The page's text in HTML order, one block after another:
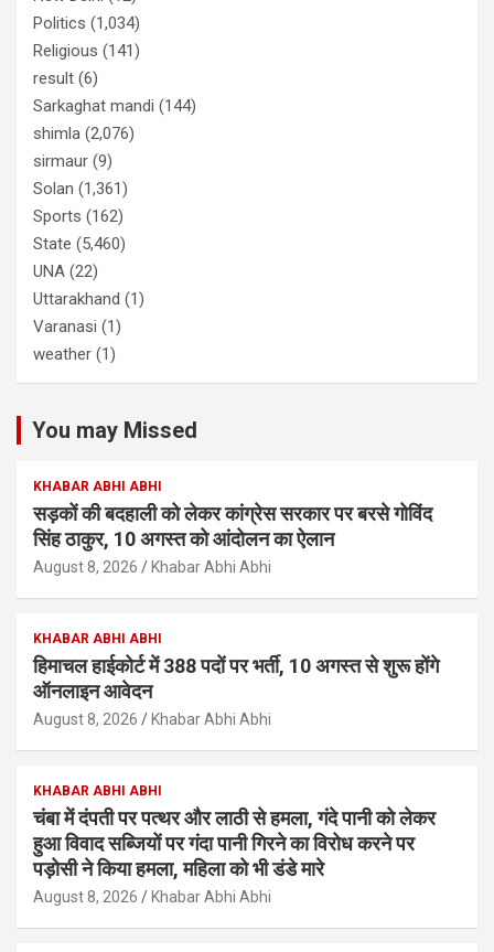
Politics (1,034)
Religious (141)
result (6)
Sarkaghat mandi (144)
shimla (2,076)
sirmaur (9)
Solan (1,361)
Sports (162)
State (5,460)
UNA (22)
Uttarakhand (1)
Varanasi (1)
weather (1)
You may Missed
KHABAR ABHI ABHI
सड़कों की बदहाली को लेकर कांग्रेस सरकार पर बरसे गोविंद
सिंह ठाकुर, 10 अगस्त को आंदोलन का ऐलान
August 8, 2026 Khabar Abhi Abhi
KHABAR ABHI ABHI
हिमाचल हाईकोर्ट में 388 पदों पर भर्ती, 10 अगस्त से शुरू होंगे
ऑनलाइन आवेदन
August 8, 2026 Khabar Abhi Abhi
KHABAR ABHI ABHI
चंबा में दंपती पर पत्थर और लाठी से हमला, गंदे पानी को लेकर
हुआ विवाद सब्जियों पर गंदा पानी गिरने का विरोध करने पर
पड़ोसी ने किया हमला, महिला को भी डंडे मारे
August 8, 2026 Khabar Abhi Abhi